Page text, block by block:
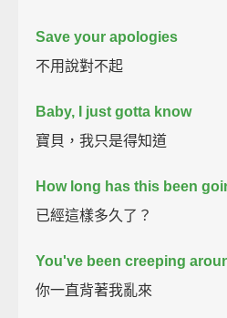
Save your apologies
不用說對不起
Baby, I just gotta know
寶貝，我只是得知道
How long has this been
已經這樣多久了？
You've been creeping
你一直背著我亂來